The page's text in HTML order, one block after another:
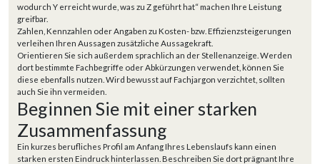
wodurch Y erreicht wurde, was zu Z geführt hat“ machen Ihre Leistung
greifbar.
Zahlen, Kennzahlen oder Angaben zu Kosten- bzw. Effizienzsteigerungen
verleihen Ihren Aussagen zusätzliche Aussagekraft.
Orientieren Sie sich außerdem sprachlich an der Stellenanzeige. Werden
dort bestimmte Fachbegriffe oder Abkürzungen verwendet, können Sie
diese ebenfalls nutzen. Wird bewusst auf Fachjargon verzichtet, sollten
auch Sie ihn vermeiden.
Beginnen Sie mit einer starken
Zusammenfassung
Ein kurzes berufliches Profil am Anfang Ihres Lebenslaufs kann einen
starken ersten Eindruck hinterlassen. Beschreiben Sie dort prägnant Ihre